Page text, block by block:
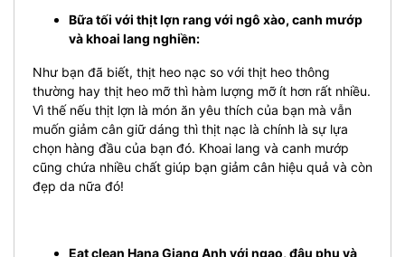
Bữa tối với thịt lợn rang với ngô xào, canh mướp
và khoai lang nghiền:
Như bạn đã biết, thịt heo nạc so với thịt heo thông
thường hay thịt heo mỡ thì hàm lượng mỡ ít hơn rất nhiều.
Vì thế nếu thịt lợn là món ăn yêu thích của bạn mà vẫn
muốn giảm cân giữ dáng thì thịt nạc là chính là sự lựa
chọn hàng đầu của bạn đó. Khoai lang và canh mướp
cũng chứa nhiều chất giúp bạn giảm cân hiệu quả và còn
đẹp da nữa đó!
Eat clean Hana Giang Anh với ngao, đậu phụ và